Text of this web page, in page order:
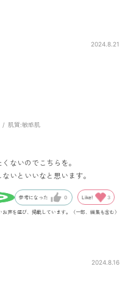
2024.8.21
肌質:敏感肌
ないのでこちらを。
いといいなと思います。
参考になった 0 Like! 3
声を選び、掲載しています。（一部、編集も含む）
2024.8.16